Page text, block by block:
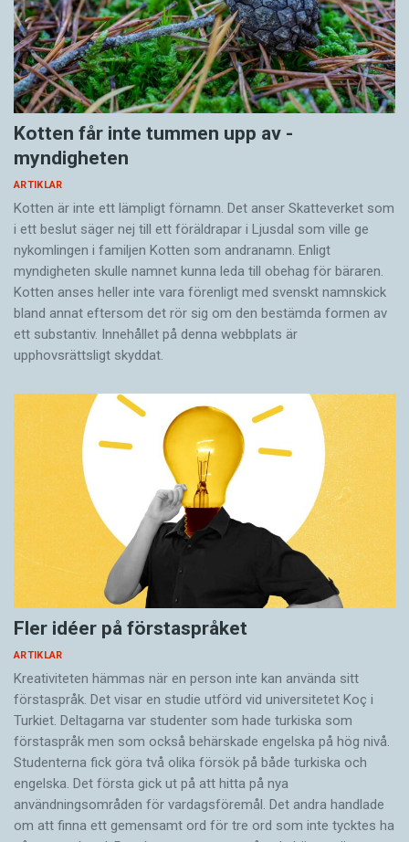
Kotten får inte tummen upp av ­
myndigheten
ARTIKLAR
Kotten är inte ett lämpligt förnamn. Det anser Skatte­verket som
i ett beslut säger nej till ett föräldra­par i Ljusdal som ville ge
nykomlingen i familjen Kotten som andranamn. Enligt
myndigheten skulle namnet kunna leda till obehag för bäraren.
Kotten anses heller inte vara förenligt med svenskt namnskick
bland annat eftersom det rör sig om den bestämda formen av
ett substantiv. Innehållet på denna webbplats är
upphovsrättsligt skyddat.
Fler idéer på förstaspråket
ARTIKLAR
Kreativiteten hämmas när en person inte kan använda sitt
förstaspråk. Det visar en studie utförd vid universitetet Koç i
Turkiet. Deltagarna var studenter som hade turkiska som
förstaspråk men som också behärskade engelska på hög nivå.
Studenterna fick göra två olika försök på både turkiska och
engelska. Det första gick ut på att hitta på nya
användningsområden för vardagsföremål. Det andra handlade
om att finna ett gemensamt ord för tre ord som inte tycktes ha